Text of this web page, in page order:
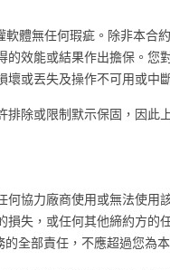
軟體無任何瑕疵。除非本合
的效能或結果作出擔保。您
壞或丟失及操作不可用或中
排除或限制默示保固，因此
何協力廠商使用或無法使用
損失，或任何其他締約方
全部責任，不應超過您為